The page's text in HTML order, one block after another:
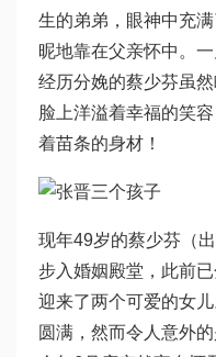
生的弟弟，眼神中充
昵地靠在父亲怀中。
经历分娩的蔡少芬虽
脸上洋溢着幸福的笑
着苗条的身材！
现年49岁的蔡少芬（
步入婚姻殿堂，此前
迎来了两个可爱的女
圆满，然而令人意外